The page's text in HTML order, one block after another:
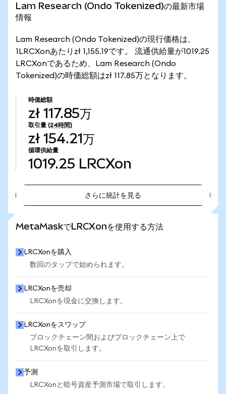
Lam Research (Ondo Tokenized)の最新市場
情報
Lam Research (Ondo Tokenized)の現行価格は、
1LRCXonあたりzł 1,155.19です。 流通供給量が1019.25
LRCXonであるため、Lam Research (Ondo
Tokenized)の時価総額はzł 117.85万となります。
時価総額
zł 117.85万
取引量 (24時間)
zł 154.21万
循環供給量
1019.25 LRCXon
さらに統計を見る
MetaMaskでLRCXonを使用する方法
LRCXonを購入
数回のタップで始められます。
LRCXonを売却
LRCXonを現金に交換します。
LRCXonをスワップ
ブロックチェーン間およびブロックチェーン上で
LRCXonを取引します。
予測
LRCXonと暗号資産予測市場で取引します。